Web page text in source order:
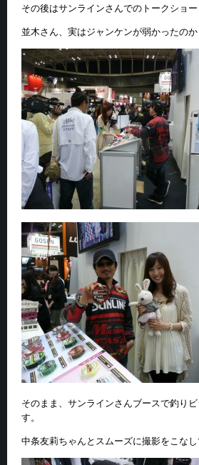
その後はサンラインさんでのトークショ
並木さん、実はジャンケンが弱かったのか
そのまま、サンラインさんブースで釣り
す。
中条友莉ちゃんとスムーズに撮影をこなし